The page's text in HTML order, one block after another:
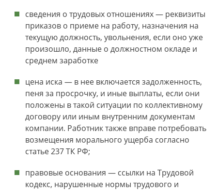
сведения о трудовых отношениях — реквизиты
приказов о приеме на работу, назначения на
текущую должность, увольнения, если оно уже
произошло, данные о должностном окладе и
среднем заработке
цена иска — в нее включается задолженность,
пеня за просрочку, и иные выплаты, если они
положены в такой ситуации по коллективному
договору или иным внутренним документам
компании. Работник также вправе потребовать
возмещения морального ущерба согласно
статье 237 ТК РФ;
правовые основания — ссылки на Трудовой
кодекс, нарушенные нормы трудового и